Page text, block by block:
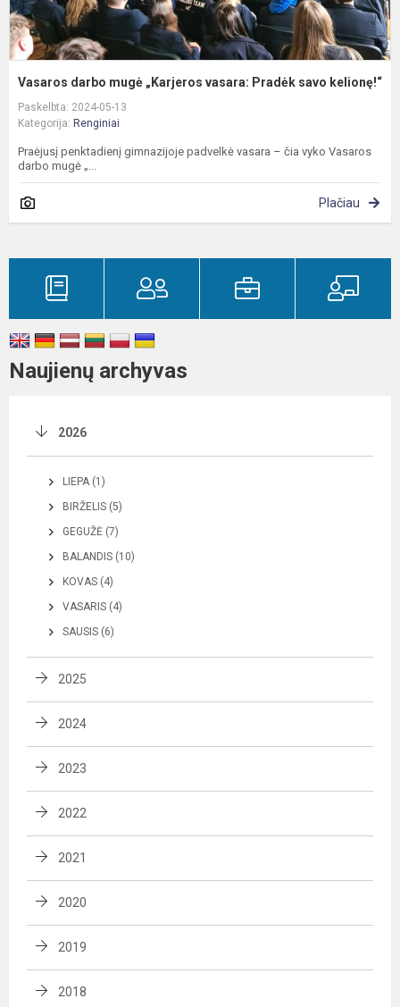
Vasaros darbo mugė „Karjeros vasara: Pradėk savo kelionę!“
Paskelbta: 2024-05-13
Kategorija: Renginiai
Praėjusį penktadienį gimnazijoje padvelkė vasara – čia vyko Vasaros
darbo mugė „...
Plačiau
Naujienų archyvas
2026
LIEPA (1)
BIRŽELIS (5)
GEGUŽĖ (7)
BALANDIS (10)
KOVAS (4)
VASARIS (4)
SAUSIS (6)
2025
2024
2023
2022
2021
2020
2019
2018